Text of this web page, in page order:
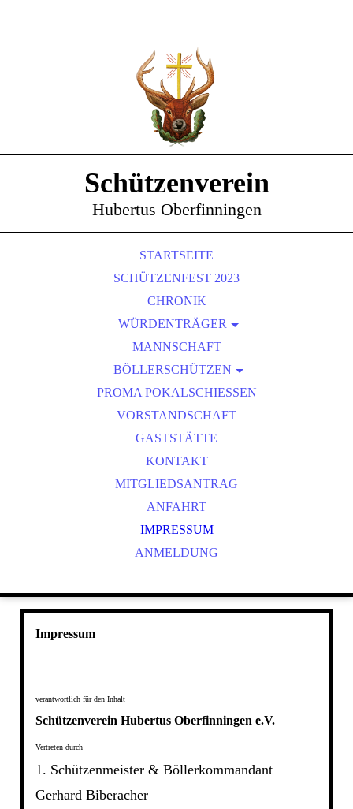
Schützenverein
Hubertus Oberfinningen
STARTSEITE
SCHÜTZENFEST 2023
CHRONIK
WÜRDENTRÄGER
SCHÜTZENKÖNIGE
VEREINSMEISTER
MANNSCHAFT
BÖLLERSCHÜTZEN
OKTOBERFEST & BÖLLERSCHIESSEN
BILDER HUBERTUSMESSE
VIDEO NEUJAHRSBÖLLERN
BILDER BÖLLER
PROMA POKALSCHIESSEN
VORSTANDSCHAFT
GASTSTÄTTE
KONTAKT
MITGLIEDSANTRAG
ANFAHRT
IMPRESSUM
ANMELDUNG
Impressum
verantwortlich für den Inhalt
Schützenverein Hubertus Oberfinningen e.V.
Vertreten durch
1. Schützenmeister & Böllerkommandant
Gerhard Biberacher